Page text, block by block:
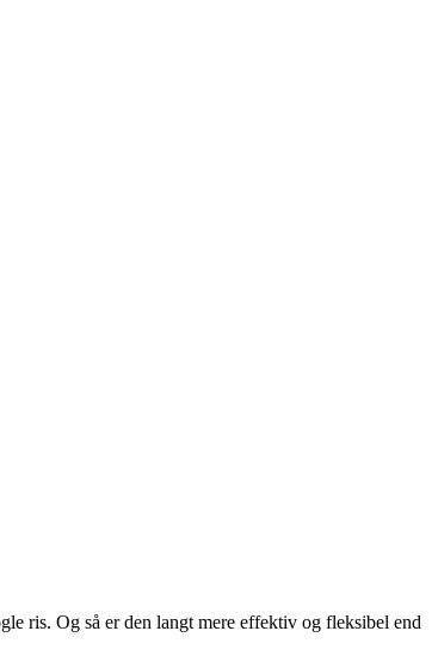
ris. Og så er den langt mere effektiv og fleksibel end